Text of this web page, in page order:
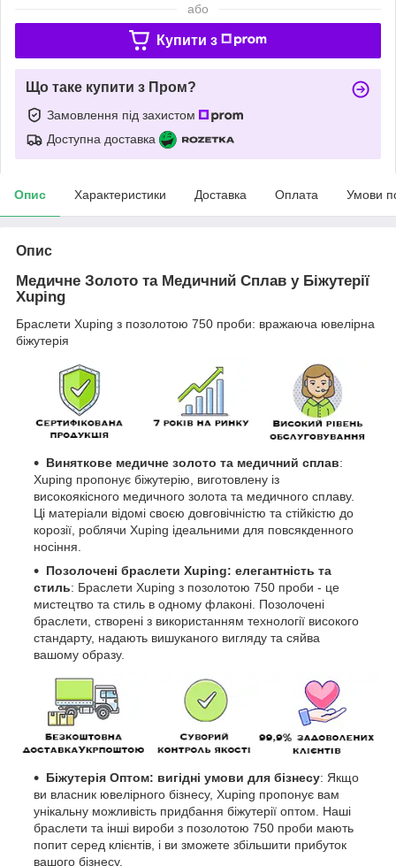
або
Купити з
Що таке купити з Пром?
Замовлення під захистом
Доступна доставка
Опис Характеристики Доставка Оплата Умови
Опис
Медичне Золото та Медичний Сплав у Біжутерії
Xuping
Браслети Xuping з позолотою 750 проби: вражаюча ювелірна
біжутерія
Виняткове медичне золото та медичний сплав:
Xuping пропонує біжутерію, виготовлену із
високоякісного медичного золота та медичного сплаву.
Ці матеріали відомі своєю довговічністю та стійкістю до
корозії, роблячи Xuping ідеальними для повсякденного
носіння.
Позолочені браслети Xuping: елегантність та
стиль: Браслети Xuping з позолотою 750 проби - це
мистецтво та стиль в одному флаконі. Позолочені
браслети, створені з використанням технології високого
стандарту, надають вишуканого вигляду та сяйва
вашому образу.
Біжутерія Оптом: вигідні умови для бізнесу: Якщо
ви власник ювелірного бізнесу, Xuping пропонує вам
унікальну можливість придбання біжутерії оптом. Наші
браслети та інші вироби з позолотою 750 проби мають
попит серед клієнтів, і ви зможете збільшити прибуток
вашого бізнесу.